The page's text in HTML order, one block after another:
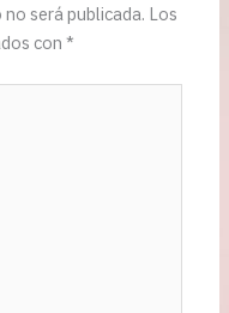
será publicada. Los
con*